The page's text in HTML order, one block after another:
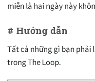
miễn là hai ngày này
# Hướng dẫn
Tất cả những gì bạn phải
trong The Loop.